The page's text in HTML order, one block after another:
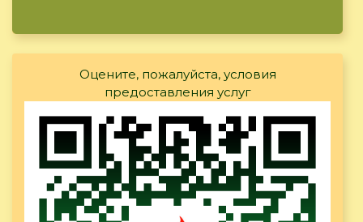
Оцените, пожалуйста, условия
предоставления услуг